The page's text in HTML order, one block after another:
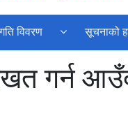
विवरण सूचनाको
गर्न